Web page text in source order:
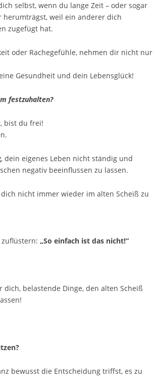
selbst, wenn du lange Zeit – oder sogar
herumträgst, weil ein anderer dich
zugefügt hat.
oder Rachegefühle, nehmen dir nicht nur
Gesundheit und dein Lebensglück!
festzuhalten?
bist du frei!
, dein eigenes Leben nicht ständig und
negativ beeinflussen zu lassen.
dich nicht immer wieder im alten Scheiß zu
„So einfach ist das nicht!“
dich, belastende Dinge, den alten Scheiß
bewusst die Entscheidung triffst, es zu